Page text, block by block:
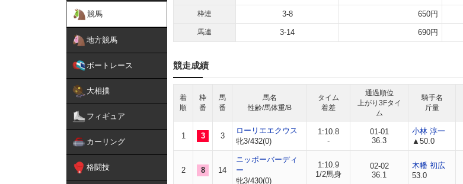
競馬
地方競馬
ボートレース
大相撲
フィギュア
カーリング
格闘技
枠連 3-8 650円
馬連 3-14 690円
競走成績
着
順
枠
番
馬
番
馬名
性齢/馬体重/B
タイム
着差
通過順位
上がり3Fタイ
ム
騎手名
斤量
1 3 3
ローリエエクウス
牝3/432(0)
1:10.8
-
01-01
36.3
小林 淳一
▲50.0
2 8 14
ニッポーバーディ
ー
牝3/430(0)
1:10.9
1/2馬身
02-02
36.1
木幡 初広
53.0